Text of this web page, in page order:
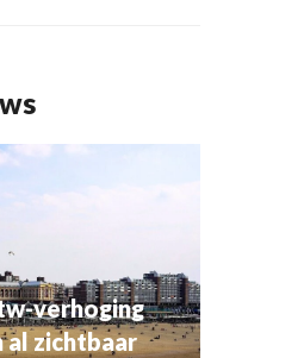
verhoging
al zichtbaar